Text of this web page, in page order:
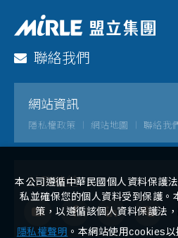
聯絡我們
網站資訊
隱私權政策 網站地圖 聯絡我
社群連結
本公司遵循中華民國個人資料保護
私並確保您的個人資料受到保護。
策，以遵循該個人資料保護法
隱私權聲明 。本網站使用cookies